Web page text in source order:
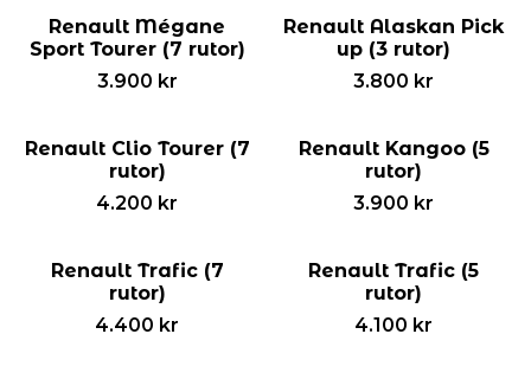
Renault Mégane
Sport Tourer (7 rutor)
3.900 kr
Renault Alaskan Pick
up (3 rutor)
3.800 kr
Renault Clio Tourer (7
rutor)
4.200 kr
Renault Kangoo (5
rutor)
3.900 kr
Renault Trafic (7
rutor)
4.400 kr
Renault Trafic (5
rutor)
4.100 kr